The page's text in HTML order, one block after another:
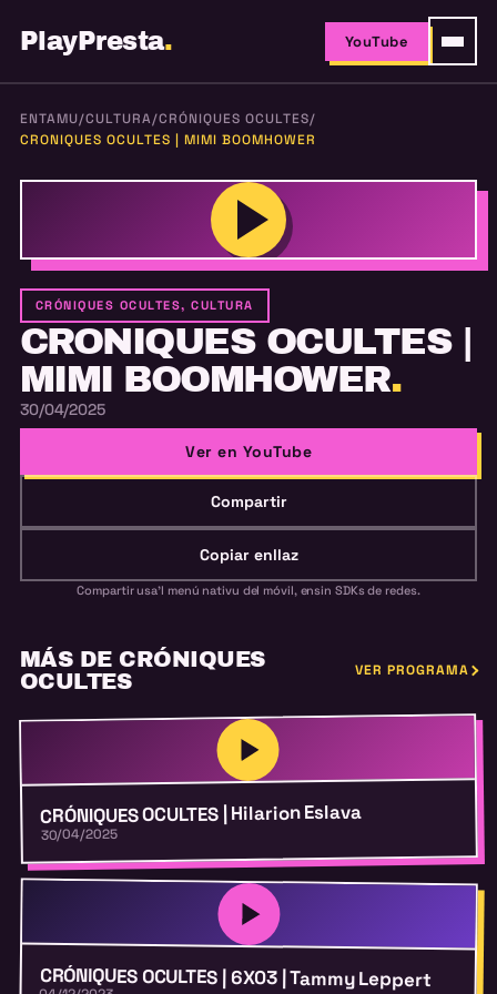
PlayPresta. YouTube
ENTAMU/CULTURA/CRÓNIQUES OCULTES/
CRONIQUES OCULTES | MIMI BOOMHOWER
CRÓNIQUES OCULTES, CULTURA
CRONIQUES OCULTES |
MIMI BOOMHOWER.
30/04/2025
Ver en YouTube
Compartir
Copiar enllaz
Compartir usa'l menú nativu del móvil, ensin SDKs de redes.
MÁS DE CRÓNIQUES
OCULTES
VER PROGRAMA
CRÓNIQUES OCULTES | Hilarion Eslava
30/04/2025
CRÓNIQUES OCULTES | 6X03 | Tammy Leppert